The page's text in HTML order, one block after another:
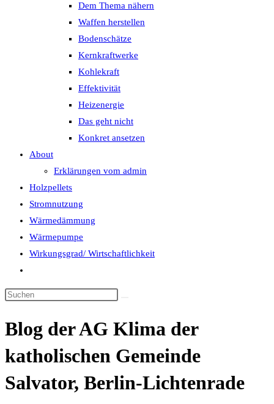
Dem Thema nähern
Waffen herstellen
Bodenschätze
Kernkraftwerke
Kohlekraft
Effektivität
Heizenergie
Das geht nicht
Konkret ansetzen
About
Erklärungen vom admin
Holzpellets
Stromnutzung
Wärmedämmung
Wärmepumpe
Wirkungsgrad/ Wirtschaftlichkeit
umschalten
Blog der AG Klima der
katholischen Gemeinde
Salvator, Berlin-Lichtenrade